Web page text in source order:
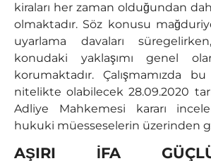
kiraları her zaman olduğundan
olmaktadır. Söz konusu
uyarlama davaları
konudaki yaklaşımı genel
korumaktadır. Çalışmamızda
nitelikte olabilecek 28.09.2020
Adliye Mahkemesi kararı
hukuki müesseselerin üzerinden
AŞIRI İFA